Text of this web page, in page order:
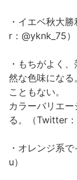
・イエベ秋大
r：@yknk_75）
・もちがよく
然な色味にな
こともない。
カラーバリエ
る。（Twitter
・オレンジ系
u）